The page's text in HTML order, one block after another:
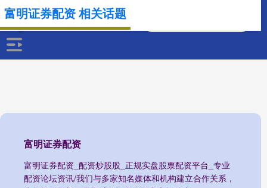
富明证券配资
富明证券配资_配资炒股股_正规实盘股票配资平台_专业
配资论坛资讯/我们与多家知名媒体和机构建立合作关系，
富明证券配资 相关话题